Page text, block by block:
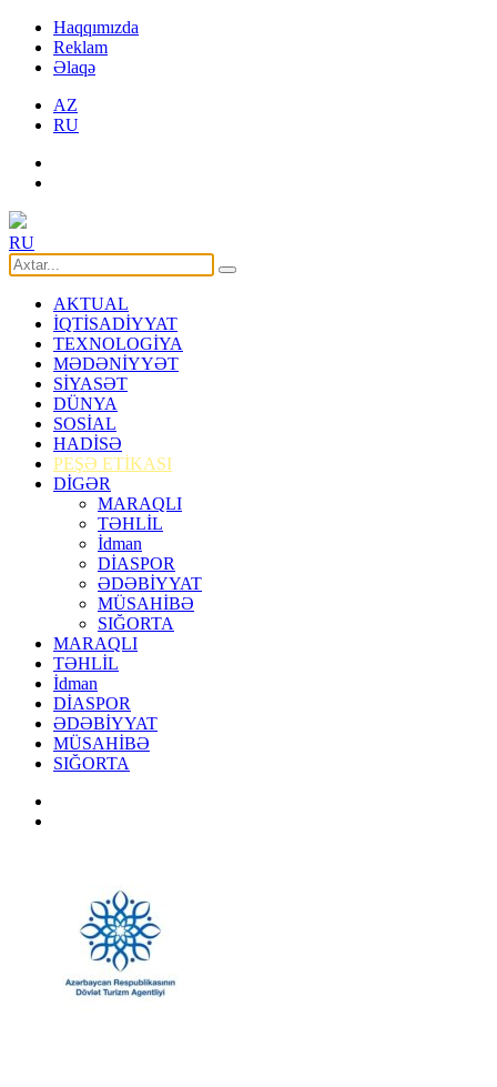
Haqqımızda
Reklam
Əlaqə
AZ
RU
RU
AKTUAL
İQTİSADİYYAT
TEXNOLOGİYA
MƏDƏNİYYƏT
SİYASƏT
DÜNYA
SOSİAL
HADİSƏ
PEŞƏ ETİKASI
DİGƏR
MARAQLI
TƏHLİL
İdman
DİASPOR
ƏDƏBİYYAT
MÜSAHİBƏ
SIĞORTA
MARAQLI
TƏHLİL
İdman
DİASPOR
ƏDƏBİYYAT
MÜSAHİBƏ
SIĞORTA